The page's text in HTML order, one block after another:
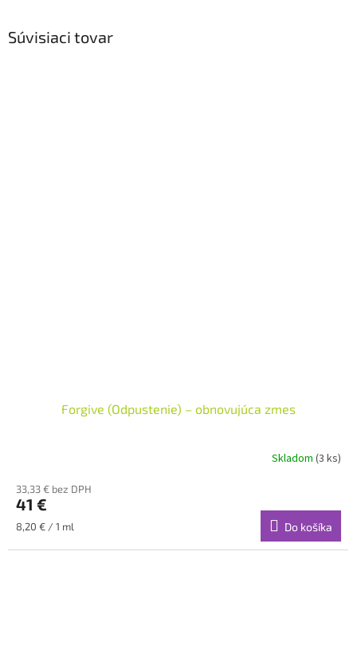
Súvisiaci tovar
Forgive (Odpustenie) – obnovujúca zmes
Skladom (3 ks)
33,33 € bez DPH
41 €
Jednotková
8,20 € / 1 ml Do košíka